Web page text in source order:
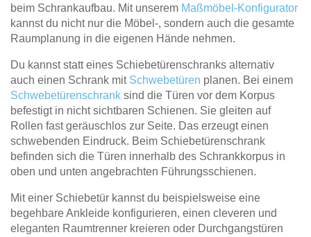
beim Schrankaufbau. Mit unserem Maßmöbel-Konfigurator
kannst du nicht nur die Möbel-, sondern auch die gesamte
Raumplanung in die eigenen Hände nehmen.
Du kannst statt eines Schiebetürenschranks alternativ
auch einen Schrank mit Schwebetüren planen. Bei einem
Schwebetürenschrank sind die Türen vor dem Korpus
befestigt in nicht sichtbaren Schienen. Sie gleiten auf
Rollen fast geräuschlos zur Seite. Das erzeugt einen
schwebenden Eindruck. Beim Schiebetürenschrank
befinden sich die Türen innerhalb des Schrankkorpus in
oben und unten angebrachten Führungsschienen.
Mit einer Schiebetür kannst du beispielsweise eine
begehbare Ankleide konfigurieren, einen cleveren und
eleganten Raumtrenner kreieren oder Durchgangstüren